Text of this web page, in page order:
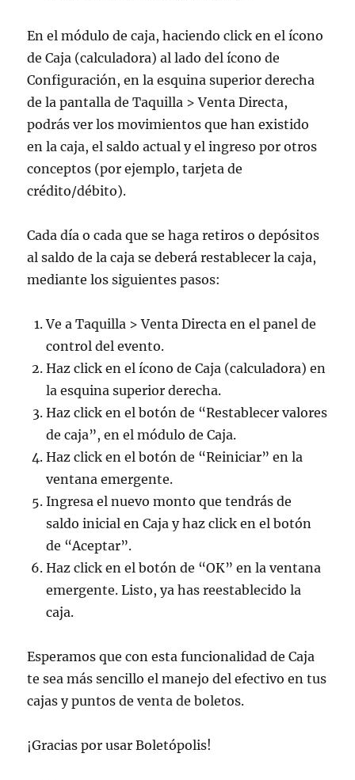
En el módulo de caja, haciendo click en el ícono
de Caja (calculadora) al lado del ícono de
Configuración, en la esquina superior derecha
de la pantalla de Taquilla > Venta Directa,
podrás ver los movimientos que han existido
en la caja, el saldo actual y el ingreso por otros
conceptos (por ejemplo, tarjeta de
crédito/débito).
Cada día o cada que se haga retiros o depósitos
al saldo de la caja se deberá restablecer la caja,
mediante los siguientes pasos:
Ve a Taquilla > Venta Directa en el panel de
control del evento.
Haz click en el ícono de Caja (calculadora) en
la esquina superior derecha.
Haz click en el botón de “Restablecer valores
de caja”, en el módulo de Caja.
Haz click en el botón de “Reiniciar” en la
ventana emergente.
Ingresa el nuevo monto que tendrás de
saldo inicial en Caja y haz click en el botón
de “Aceptar”.
Haz click en el botón de “OK” en la ventana
emergente. Listo, ya has reestablecido la
caja.
Esperamos que con esta funcionalidad de Caja
te sea más sencillo el manejo del efectivo en tus
cajas y puntos de venta de boletos.
¡Gracias por usar Boletópolis!